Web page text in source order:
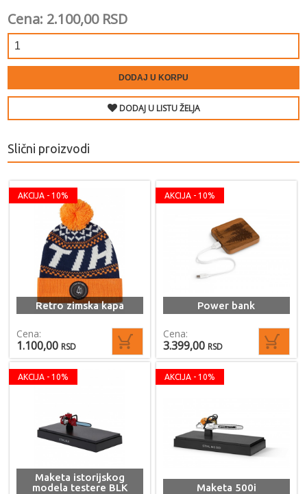
Cena: 2.100,00 RSD
DODAJ U KORPU
DODAJ U LISTU ŽELJA
Slični proizvodi
AKCIJA - 10%
Retro zimska kapa
Cena:
1.100,00 RSD
AKCIJA - 10%
Power bank
Cena:
3.399,00 RSD
AKCIJA - 10%
Maketa istorijskog
modela testere BLK
AKCIJA - 10%
Maketa 500i